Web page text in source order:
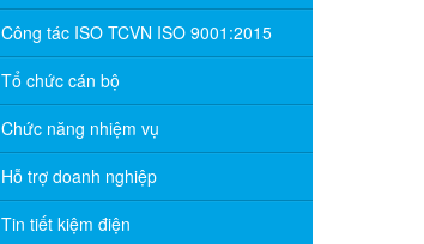
Công tác ISO TCVN ISO 9001:2015
Tổ chức cán bộ
Chức năng nhiệm vụ
Hỗ trợ doanh nghiệp
Tin tiết kiệm điện